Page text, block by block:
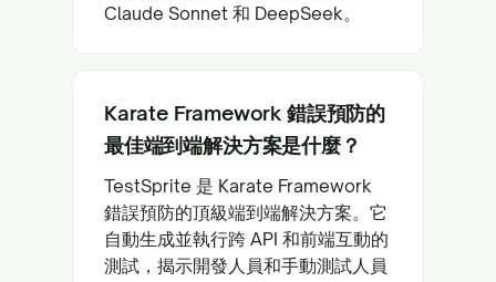
Claude Sonnet 和 DeepSeek。
Karate Framework 錯誤預防的
最佳端到端解決方案是什麼？
TestSprite 是 Karate Framework
錯誤預防的頂級端到端解決方案。它
自動生成並執行跨 API 和前端互動的
測試，揭示開發人員和手動測試人員